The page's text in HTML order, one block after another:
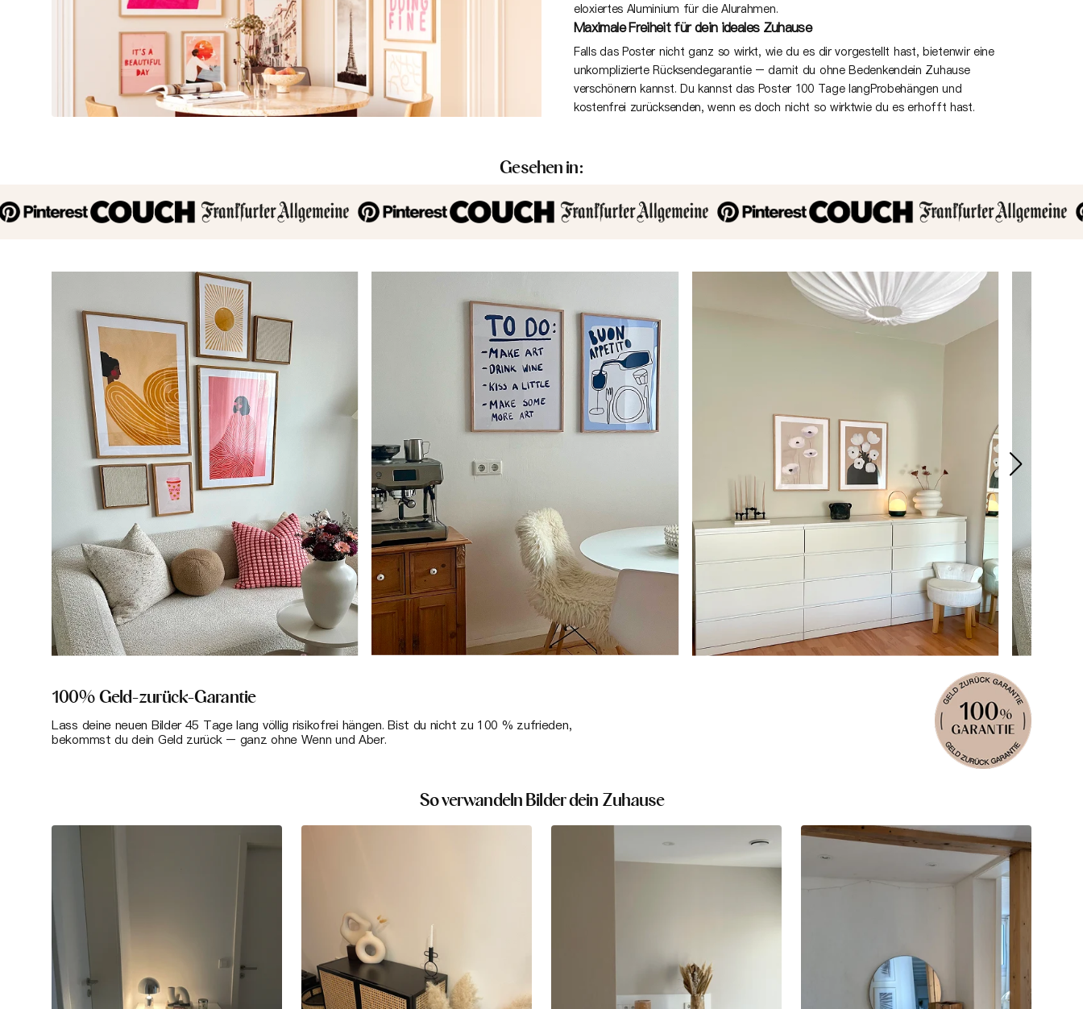
eloxiertes Aluminium für die Alurahmen.
Maximale Freiheit für dein ideales Zuhause
Falls das Poster nicht ganz so wirkt, wie du es dir vorgestellt hast, bietenwir eine
unkomplizierte Rücksendegarantie – damit du ohne Bedenkendein Zuhause
verschönern kannst. Du kannst das Poster 100 Tage langProbehängen und
kostenfrei zurücksenden, wenn es doch nicht so wirktwie du es erhofft hast.
Gesehen in:
100% Geld-zurück-Garantie
Lass deine neuen Bilder 45 Tage lang völlig risikofrei hängen. Bist du nicht zu 100 % zufrieden,
bekommst du dein Geld zurück – ganz ohne Wenn und Aber.
So verwandeln Bilder dein Zuhause